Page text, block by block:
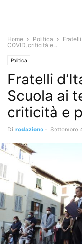
Home Politica
COVID, criticità e...
Politica
Fratelli
Scuola ai
criticità e
Di redazione - Settembre